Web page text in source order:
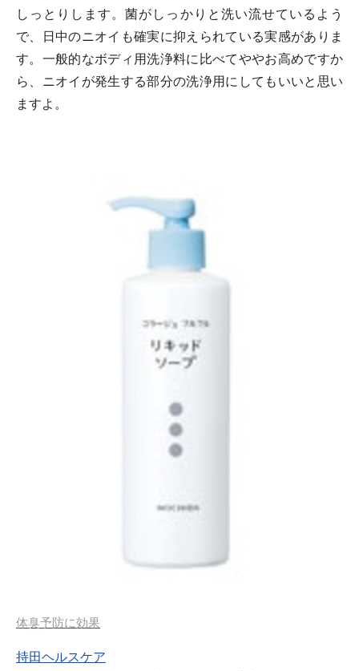
しっとりします。菌がしっかりと洗い流せているよう
で、日中のニオイも確実に抑えられている実感がありま
す。一般的なボディ用洗浄料に比べてややお高めですか
ら、ニオイが発生する部分の洗浄用にしてもいいと思い
ますよ。
体臭予防に効果
持田ヘルスケア